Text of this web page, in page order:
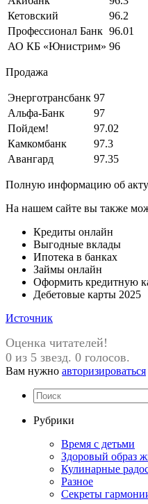
Кетовский
96.2
Профессионал Банк 96.01
АО КБ «Юнистрим» 96
Продажа
Энерготрансбанк 97
Альфа-Банк
97
Пойдем!
97.02
Камкомбанк
97.3
Авангард
97.35
Полную информацию об
На нашем сайте вы также
Кредиты онлайн
Выгодные вклады
Ипотека в банках
Займы онлайн
Оформить кредитную
Дебетовые карты 2025
Источник
Оценка читателей!
0 из 5 звезд. 0 голосов.
Вам нужно авторизироваться
Рубрики
Время с детьми
Здоровый образ
Кулинарные
Разное
Секреты